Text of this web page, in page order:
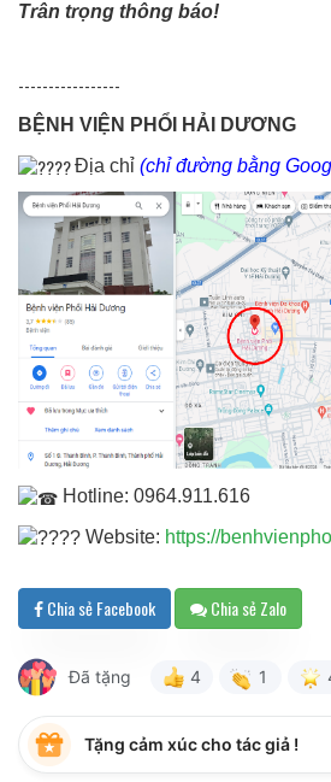
Trân trọng thông báo!
-----------------
BỆNH VIỆN PHỔI HẢI DƯƠNG
Địa chỉ (chỉ đường bằng
Hotline: 0964.911.616
Website: https://
Chia sẻ Facebook Chia sẻ Zalo
Đã tặng 4 1
Tặng cảm xúc cho tác giả !